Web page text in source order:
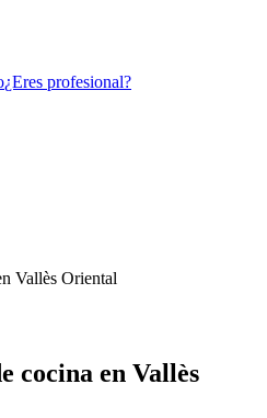
¿Eres profesional?
Vallès Oriental
cocina en Vallès